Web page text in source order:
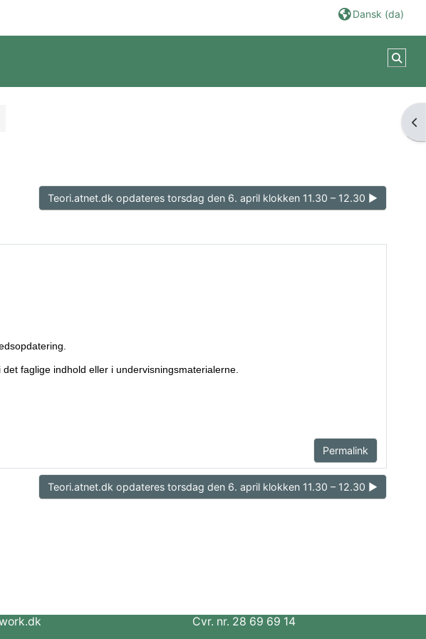
Dansk ‎(da)‎
Teori.atnet.dk opdateres torsdag den 6. april klokken 11.30 – 12.30 ▶︎
faglige indhold eller i undervisningsmaterialerne.
Permalink
Teori.atnet.dk opdateres torsdag den 6. april klokken 11.30 – 12.30 ▶︎
Cvr. nr. 28 69 69 14